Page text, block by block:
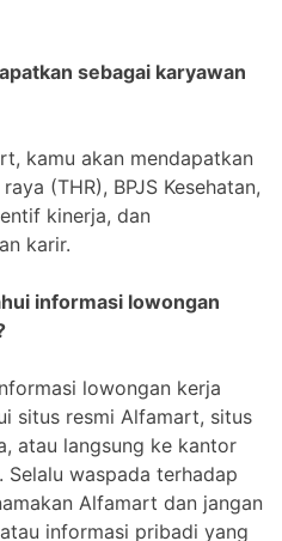
sebagai karyawan
kamu akan mendapatkan
(THR), BPJS Kesehatan,
kinerja, dan
karir.
informasi lowongan
lowongan kerja
situs resmi Alfamart, situs
atau langsung ke kantor
waspada terhadap
Alfamart dan jangan
informasi pribadi yang